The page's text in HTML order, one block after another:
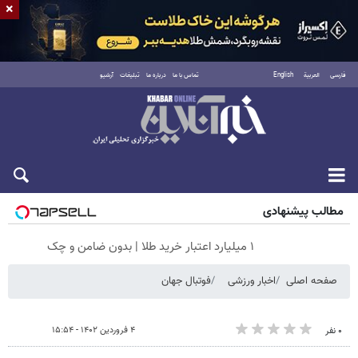
فارسی العربية English تماس با ما درباره ما تبلیغات آرشیو
شنبه ۱۷ مرداد ۱۴۰۵
مطالب پیشنهادی
۱ میلیارد اعتبار خرید طلا | بدون ضامن و چک
صفحه اصلی اخبار ورزشی فوتبال جهان
۰ نفر ۴ فروردین ۱۴۰۲ - ۱۵:۵۴
×